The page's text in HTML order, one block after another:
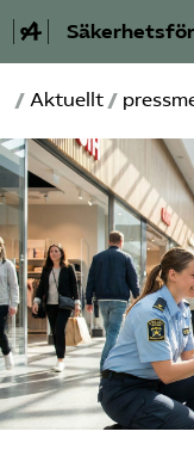
Bli medlem
Om
Våra frågor
Kontakt
Mina sidor
/ Aktuellt /